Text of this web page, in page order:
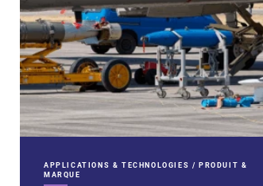
CATÉGORIES :
APPLICATIONS & TECHNOLOGIES / PRODUIT &
MARQUE